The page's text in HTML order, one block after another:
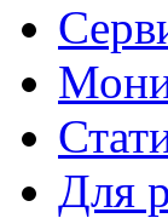
Для